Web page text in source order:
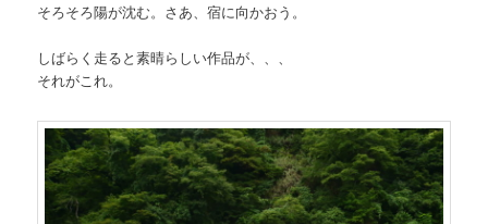
そろそろ陽が沈む。さあ、宿に向かおう。
しばらく走ると素晴らしい作品が、、、
それがこれ。